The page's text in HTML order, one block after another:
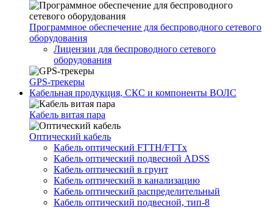
Программное обеспечение для беспроводного сетевого
оборудования
Лицензии для беспроводного сетевого
оборудования
GPS-трекеры
Кабельная продукция, СКС и компоненты ВОЛС
Кабель витая пара
Оптический кабель
Кабель оптический FTTH/FTTx
Кабель оптический подвесной ADSS
Кабель оптический в грунт
Кабель оптический в канализацию
Кабель оптический распределительный
Кабель оптический подвесной, тип-8